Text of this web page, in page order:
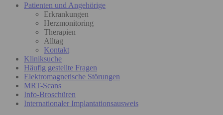
Patienten und Angehörige
Erkrankungen
Herzmonitoring
Therapien
Alltag
Kontakt
Kliniksuche
Häufig gestellte Fragen
Elektromagnetische Störungen
MRT-Scans
Info-Broschüren
Internationaler Implantationsausweis